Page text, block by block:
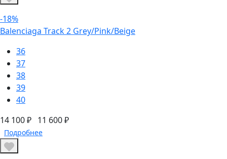
-18%
Balenciaga Track 2 Grey/Pink/Beige
36
37
38
39
40
14 100 ₽ 11 600 ₽
Подробнее